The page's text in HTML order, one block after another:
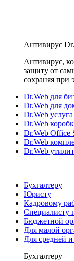
Антивирус
Антивирус,
защиту от
сохраняя при
Dr.Web для
Dr.Web для
Dr.Web услуга
Dr.Web
Dr.Web Office
Dr.Web
Dr.Web
Бухгалтеру
Юристу
Кадровому
Специалисту
Бюджетной
Для малой
Для средней
Бухгалтеру